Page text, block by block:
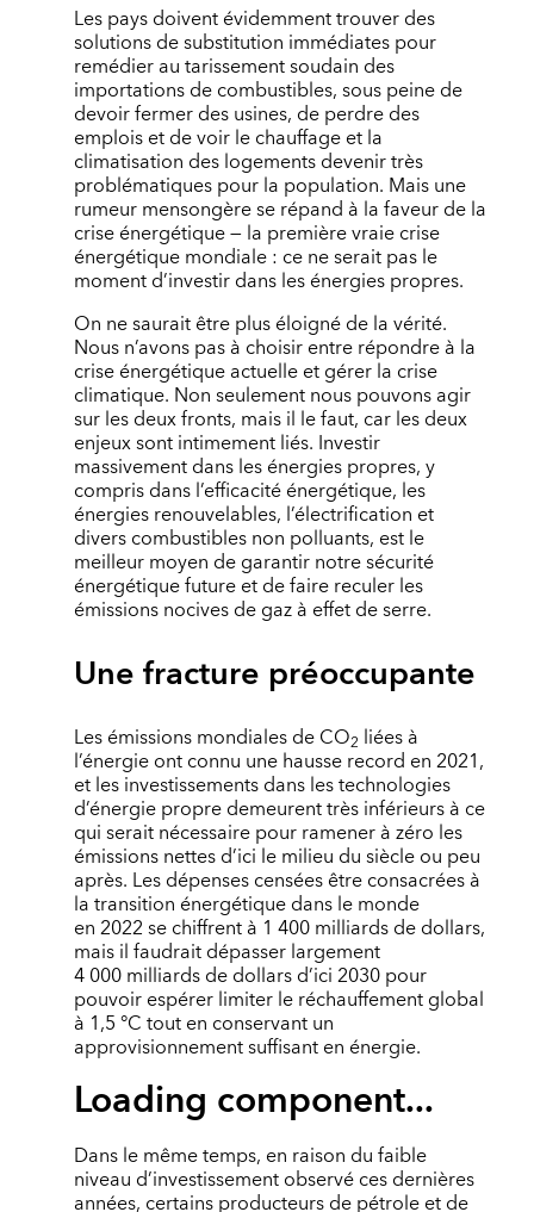
Les pays doivent évidemment trouver des
solutions de substitution immédiates pour
remédier au tarissement soudain des
importations de combustibles, sous peine de
devoir fermer des usines, de perdre des
emplois et de voir le chauffage et la
climatisation des logements devenir très
problématiques pour la population. Mais une
rumeur mensongère se répand à la faveur de la
crise énergétique — la première vraie crise
énergétique mondiale : ce ne serait pas le
moment d’investir dans les énergies propres.
On ne saurait être plus éloigné de la vérité.
Nous n’avons pas à choisir entre répondre à la
crise énergétique actuelle et gérer la crise
climatique. Non seulement nous pouvons agir
sur les deux fronts, mais il le faut, car les deux
enjeux sont intimement liés. Investir
massivement dans les énergies propres, y
compris dans l’efficacité énergétique, les
énergies renouvelables, l’électrification et
divers combustibles non polluants, est le
meilleur moyen de garantir notre sécurité
énergétique future et de faire reculer les
émissions nocives de gaz à effet de serre.
Une fracture préoccupante
Les émissions mondiales de CO2 liées à
l’énergie ont connu une hausse record en 2021,
et les investissements dans les technologies
d’énergie propre demeurent très inférieurs à ce
qui serait nécessaire pour ramener à zéro les
émissions nettes d’ici le milieu du siècle ou peu
après. Les dépenses censées être consacrées à
la transition énergétique dans le monde
en 2022 se chiffrent à 1 400 milliards de dollars,
mais il faudrait dépasser largement
4 000 milliards de dollars d’ici 2030 pour
pouvoir espérer limiter le réchauffement global
à 1,5 °C tout en conservant un
approvisionnement suffisant en énergie.
Loading component...
Dans le même temps, en raison du faible
niveau d’investissement observé ces dernières
années, certains producteurs de pétrole et de